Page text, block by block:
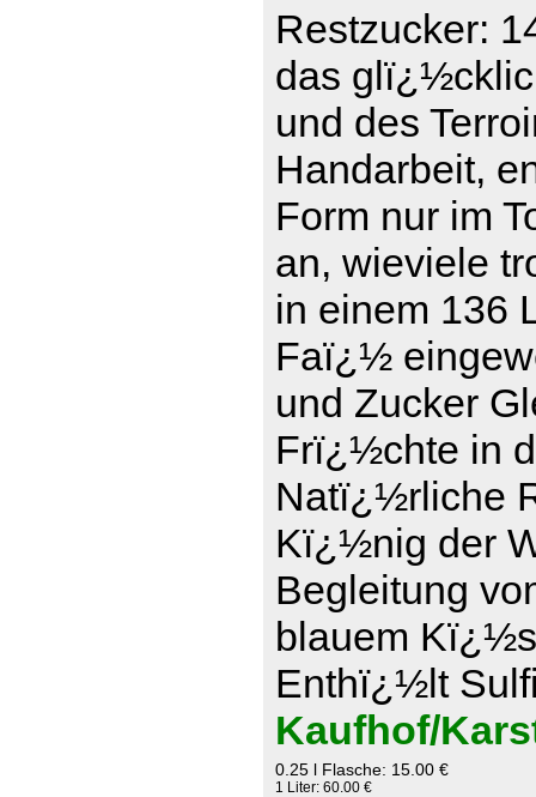
Restzucker:
das
und des
Handarbeit,
Form nur im
an, wieviele
in einem 136
Faï¿½
und Zucker
Frï¿½chte in
Natï¿½rliche
Kï¿½nig der
Begleitung
blauem
Enthï¿½lt
Kaufhof/
0.25 l Flasche: 15.00 €
1 Liter: 60.00 €